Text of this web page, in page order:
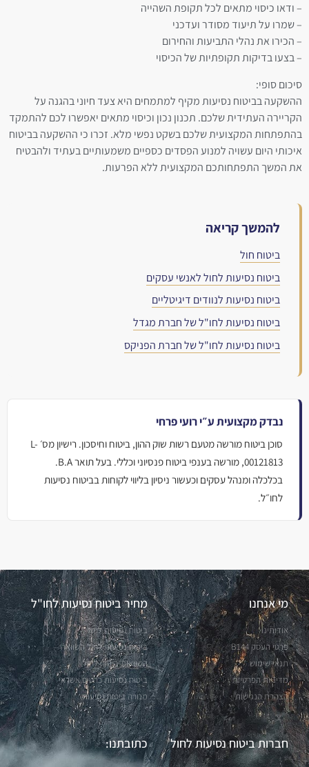
– ודאו כיסוי מתאים לכל תקופת השהייה
– שמרו על תיעוד מסודר ועדכני
– הכירו את נהלי התביעות והחירום
– בצעו בדיקות תקופתיות של הכיסוי
סיכום סופי:
ההשקעה בביטוח נסיעות מקיף למתמחים היא צעד חיוני בהגנה על
הקריירה העתידית שלכם. תכנון נכון וכיסוי מתאים יאפשרו לכם להתמקד
בהתפתחות המקצועית שלכם בשקט נפשי מלא. זכרו כי ההשקעה בביטוח
איכותי היום עשויה למנוע הפסדים כספיים משמעותיים בעתיד ולהבטיח
את המשך התפתחותכם המקצועית ללא הפרעות.
להמשך קריאה
ביטוח חול
ביטוח נסיעות לחול לאנשי עסקים
ביטוח נסיעות לנוודים דיגיטליים
ביטוח נסיעות לחו"ל של חברת מגדל
ביטוח נסיעות לחו"ל של חברת הפניקס
נבדק מקצועית ע״י רועי פרחי
סוכן ביטוח מורשה מטעם רשות שוק ההון, ביטוח וחיסכון. רישיון מס׳ L-
00121813, מורשה בענפי ביטוח פנסיוני וכללי. בעל תואר B.A.
בכלכלה ומנהל עסקים וכעשור ניסיון בליווי לקוחות בביטוח נסיעות
לחו״ל.
מי אנחנו
אודותינו
פרטי העסק B144
תנאי שימוש
מדיניות הפרטיות
הצהרת הנגישות
מחיר ביטוח נסיעות לחו"ל
ביטוח נסיעות לחול
ביטוח נסיעות לחול השוואה
השוואות ביטוח לחול
ביטוח נסיעות כרטיס אשראי
מנורה ביטוח נסיעות
חברות ביטוח נסיעות לחול כתובתנו: